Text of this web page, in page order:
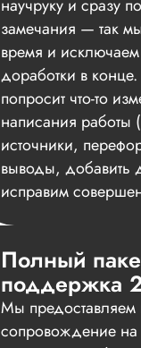
научруку и сразу
замечания — так
время и
доработки в
попросит что-то
написания работы
источники,
выводы,
исправим
Полный
поддержка
Мы
сопровождение на